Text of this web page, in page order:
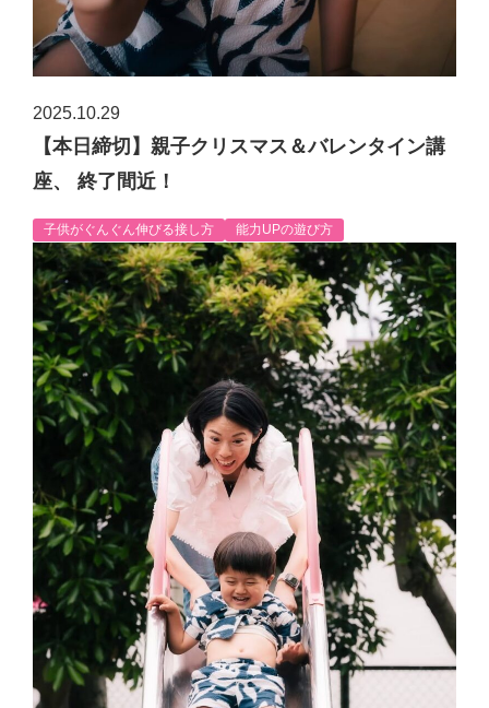
2025.10.29
【本日締切】親子クリスマス＆バレンタイン講
座、 終了間近！
子供がぐんぐん伸びる接し方 能力UPの遊び方